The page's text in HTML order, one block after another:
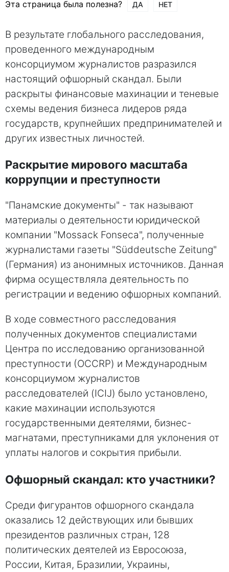
Эта страница была полезна? ДА НЕТ
В результате глобального расследования,
проведенного международным
консорциумом журналистов разразился
настоящий офшорный скандал. Были
раскрыты финансовые махинации и теневые
схемы ведения бизнеса лидеров ряда
государств, крупнейших предпринимателей и
других известных личностей.
Раскрытие мирового масштаба
коррупции и преступности
"Панамские документы" - так называют
материалы о деятельности юридической
компании "Mossack Fonseca", полученные
журналистами газеты "Süddeutsche Zeitung"
(Германия) из анонимных источников. Данная
фирма осуществляла деятельность по
регистрации и ведению офшорных компаний.
В ходе совместного расследования
полученных документов специалистами
Центра по исследованию организованной
преступности (ОССRP) и Международным
консорциумом журналистов
расследователей (ICIJ) было установлено,
какие махинации используются
государственными деятелями, бизнес-
магнатами, преступниками для уклонения от
уплаты налогов и сокрытия прибыли.
Офшорный скандал: кто участники?
Среди фигурантов офшорного скандала
оказались 12 действующих или бывших
президентов различных стран, 128
политических деятелей из Евросоюза,
России, Китая, Бразилии, Украины,